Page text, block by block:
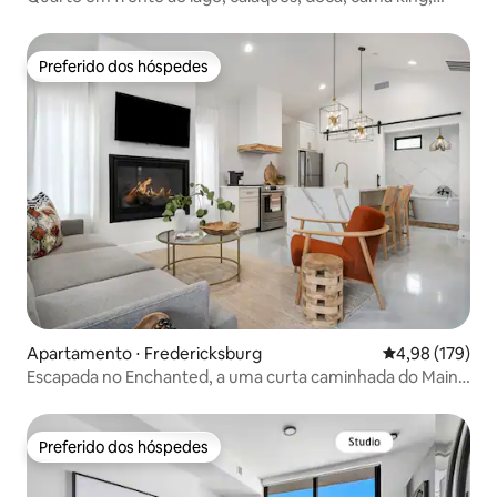
Preferido dos hóspedes
Preferido dos hóspedes
Apartamento ⋅ Fredericksburg 4,98 de uma
4,98 (179)
Escapada no Enchanted, a uma curta caminhada do Main,
Preferido dos hóspedes
Preferido dos hóspedes